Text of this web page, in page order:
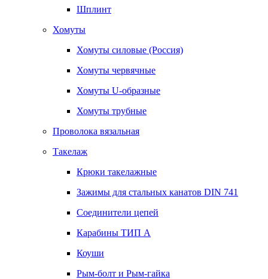
Шплинт
Хомуты
Хомуты силовые (Россия)
Хомуты червячные
Хомуты U-образные
Хомуты трубные
Проволока вязальная
Такелаж
Крюки такелажные
Зажимы для стальных канатов DIN 741
Соединители цепей
Карабины ТИП А
Коуши
Рым-болт и Рым-гайка